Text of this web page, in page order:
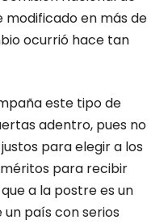
modificado en más de
ocurrió hace tan
este tipo de
adentro, pues no
para elegir a los
para recibir
a la postre es un
país con serios